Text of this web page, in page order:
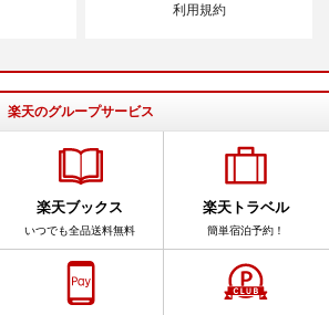
利用規約
楽天のグループサービス
楽天ブックス
いつでも全品送料無料
楽天トラベル
簡単宿泊予約！